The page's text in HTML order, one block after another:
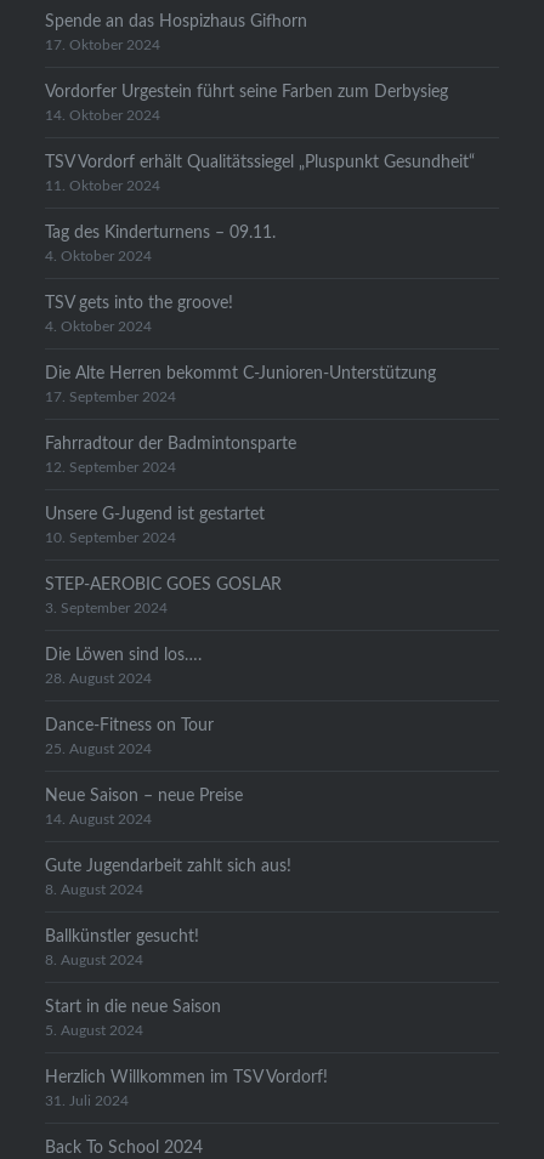
Spende an das Hospizhaus Gifhorn
17. Oktober 2024
Vordorfer Urgestein führt seine Farben zum Derbysieg
14. Oktober 2024
TSV Vordorf erhält Qualitätssiegel „Pluspunkt Gesundheit“
11. Oktober 2024
Tag des Kinderturnens – 09.11.
4. Oktober 2024
TSV gets into the groove!
4. Oktober 2024
Die Alte Herren bekommt C-Junioren-Unterstützung
17. September 2024
Fahrradtour der Badmintonsparte
12. September 2024
Unsere G-Jugend ist gestartet
10. September 2024
STEP-AEROBIC GOES GOSLAR
3. September 2024
Die Löwen sind los….
28. August 2024
Dance-Fitness on Tour
25. August 2024
Neue Saison – neue Preise
14. August 2024
Gute Jugendarbeit zahlt sich aus!
8. August 2024
Ballkünstler gesucht!
8. August 2024
Start in die neue Saison
5. August 2024
Herzlich Willkommen im TSV Vordorf!
31. Juli 2024
Back To School 2024